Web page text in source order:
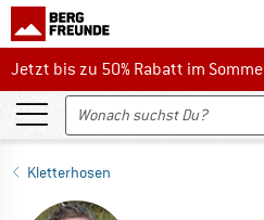
Jetzt bis zu 50% Rabatt im Sommer
Jetzt bis zu 50% Rabatt im
Kletterhosen